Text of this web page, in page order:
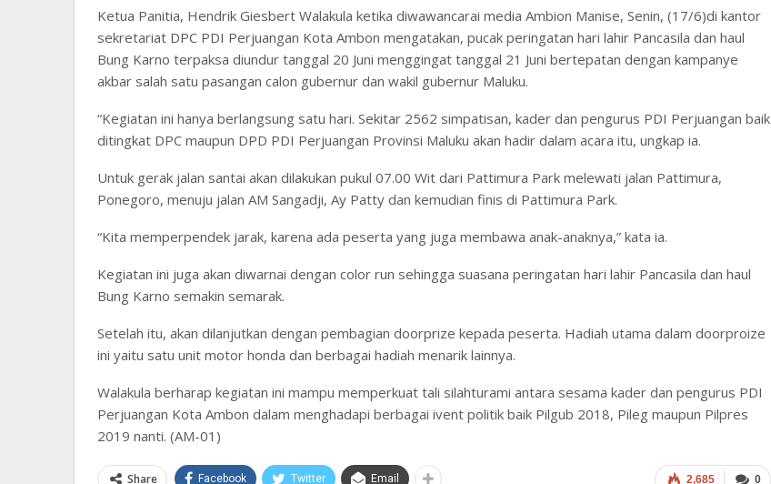
Ketua Panitia, Hendrik Giesbert Walakula ketika diwawancarai media Ambion Manise, Senin, (17/6)di kantor
sekretariat DPC PDI Perjuangan Kota Ambon mengatakan, pucak peringatan hari lahir Pancasila dan haul
Bung Karno terpaksa diundur tanggal 20 Juni menggingat tanggal 21 Juni bertepatan dengan kampanye
akbar salah satu pasangan calon gubernur dan wakil gubernur Maluku.
“Kegiatan ini hanya berlangsung satu hari. Sekitar 2562 simpatisan, kader dan pengurus PDI Perjuangan baik
ditingkat DPC maupun DPD PDI Perjuangan Provinsi Maluku akan hadir dalam acara itu, ungkap ia.
Untuk gerak jalan santai akan dilakukan pukul 07.00 Wit dari Pattimura Park melewati jalan Pattimura,
Ponegoro, menuju jalan AM Sangadji, Ay Patty dan kemudian finis di Pattimura Park.
“Kita memperpendek jarak, karena ada peserta yang juga membawa anak-anaknya,” kata ia.
Kegiatan ini juga akan diwarnai dengan color run sehingga suasana peringatan hari lahir Pancasila dan haul
Bung Karno semakin semarak.
Setelah itu, akan dilanjutkan dengan pembagian doorprize kepada peserta. Hadiah utama dalam doorproize
ini yaitu satu unit motor honda dan berbagai hadiah menarik lainnya.
Walakula berharap kegiatan ini mampu memperkuat tali silahturami antara sesama kader dan pengurus PDI
Perjuangan Kota Ambon dalam menghadapi berbagai ivent politik baik Pilgub 2018, Pileg maupun Pilpres
2019 nanti. (AM-01)
0
2,685
Share Facebook Twitter Email